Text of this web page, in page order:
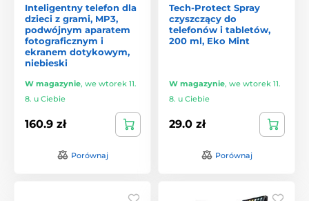
Inteligentny telefon dla
dzieci z grami, MP3,
podwójnym aparatem
fotograficznym i
ekranem dotykowym,
niebieski
W magazynie, we wtorek 11.
8. u Ciebie
160.9 zł
Porównaj
Tech-Protect Spray
czyszczący do
telefonów i tabletów,
200 ml, Eko Mint
W magazynie, we wtorek 11.
8. u Ciebie
29.0 zł
Porównaj